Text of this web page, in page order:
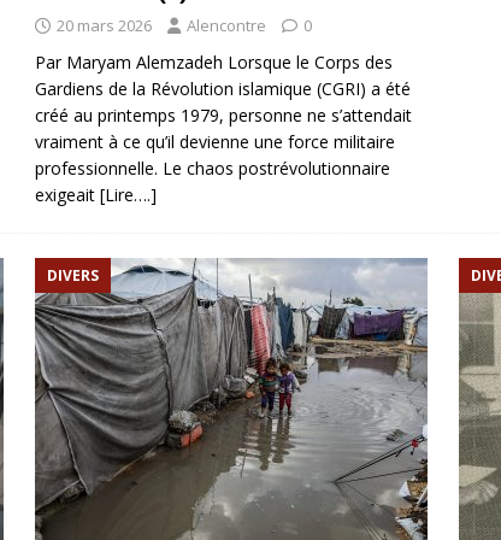
20 mars 2026 Alencontre 0
Par Maryam Alemzadeh Lorsque le Corps des
Gardiens de la Révolution islamique (CGRI) a été
créé au printemps 1979, personne ne s’attendait
vraiment à ce qu’il devienne une force militaire
professionnelle. Le chaos postrévolutionnaire
exigeait [Lire….]
DIVERS